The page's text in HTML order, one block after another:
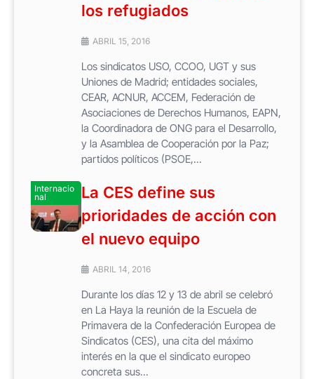
los refugiados
ABRIL 15, 2016
Los sindicatos USO, CCOO, UGT y sus
Uniones de Madrid; entidades sociales,
CEAR, ACNUR, ACCEM, Federación de
Asociaciones de Derechos Humanos, EAPN,
la Coordinadora de ONG para el Desarrollo,
y la Asamblea de Cooperación por la Paz;
partidos políticos (PSOE,...
Internacio
nal
La CES define sus
prioridades de acción con
el nuevo equipo
ABRIL 14, 2016
Durante los días 12 y 13 de abril se celebró
en La Haya la reunión de la Escuela de
Primavera de la Confederación Europea de
Sindicatos (CES), una cita del máximo
interés en la que el sindicato europeo
concreta sus...